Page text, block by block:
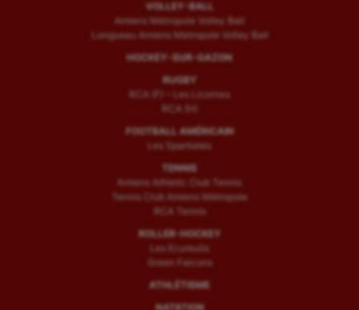
VOLLEY-BALL
Amiens Métropole Volley Ball
Longueau Amiens Metropole Volley Ball
HOCKEY-SUR-GAZON
RUGBY
RCA (F) – Les Licornes
RCA (H)
FOOTBALL AMÉRICAIN
Les Spartiates
TENNIS
Amiens Athletic Club Tennis
Tennis Club Amiens Métropole
RCA Tennis
ROLLER-HOCKEY
Les Ecureuils
Green Falcons
ATHLÉTISME
NATATION